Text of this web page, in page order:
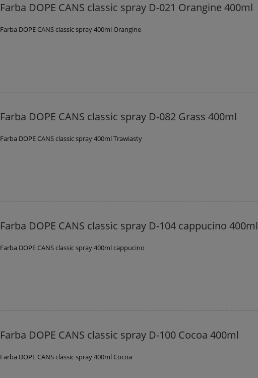
Farba DOPE CANS classic spray D-021 Orangine 400ml
Farba DOPE CANS classic spray 400ml Orangine
Farba DOPE CANS classic spray D-082 Grass 400ml
Farba DOPE CANS classic spray 400ml Trawiasty
Farba DOPE CANS classic spray D-104 cappucino 400ml
Farba DOPE CANS classic spray 400ml cappucino
Farba DOPE CANS classic spray D-100 Cocoa 400ml
Farba DOPE CANS classic spray 400ml Cocoa